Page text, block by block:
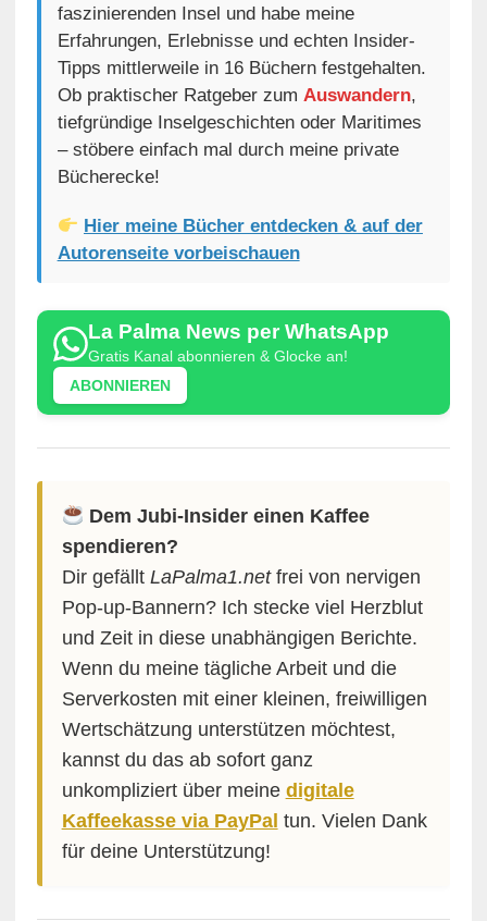
faszinierenden Insel und habe meine
Erfahrungen, Erlebnisse und echten Insider-
Tipps mittlerweile in 16 Büchern festgehalten.
Ob praktischer Ratgeber zum Auswandern,
tiefgründige Inselgeschichten oder Maritimes
– stöbere einfach mal durch meine private
Bücherecke!
Hier meine Bücher entdecken & auf der
Autorenseite vorbeischauen
La Palma News per WhatsApp
Gratis Kanal abonnieren & Glocke an!
ABONNIEREN
Dem Jubi-Insider einen Kaffee
spendieren?
Dir gefällt LaPalma1.netfrei von nervigen
Pop-up-Bannern? Ich stecke viel Herzblut
und Zeit in diese unabhängigen Berichte.
Wenn du meine tägliche Arbeit und die
Serverkosten mit einer kleinen, freiwilligen
Wertschätzung unterstützen möchtest,
kannst du das ab sofort ganz
unkompliziert über meine digitale
Kaffeekasse via PayPal tun. Vielen Dank
für deine Unterstützung!